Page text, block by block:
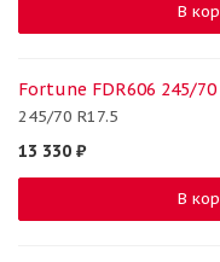
В
Fortune FDR606 245/
245/70 R17.5
13 330 ₽
В